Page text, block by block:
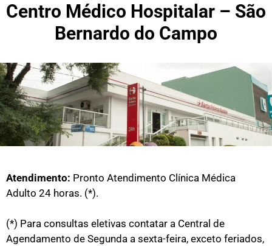
Centro Médico Hospitalar – São
Bernardo do Campo
Atendimento: Pronto Atendimento Clínica Médica
Adulto 24 horas. (*).
(*) Para consultas eletivas contatar a Central de
Agendamento de Segunda a sexta-feira, exceto feriados,